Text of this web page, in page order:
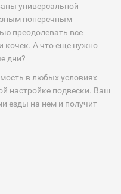
универсальной
поперечным
преодолевать все
кочек. А что еще нужно
дни?
в любых условиях
настройке подвески. Ваш
езды на нем и получит